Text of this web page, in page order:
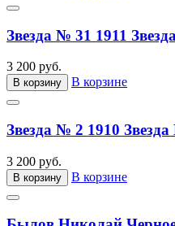
Звезда № 31 1911
3 200 руб.
В корзину В корзине
Звезда № 2 1910
3 200 руб.
В корзину В корзине